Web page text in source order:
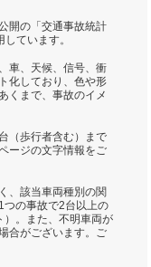
開の「交通事故統計
ています。
車、天候、信号、衝
化しており、色や形
くまで、事故のイメ
（歩行者含む）まで
ージの文字情報をご
、該当車両種別の関
つの事故で2台以上の
）。また、不明車両が
合がございます。ご